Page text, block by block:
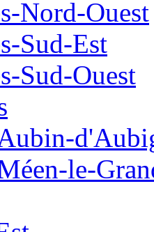
Nord-Ouest
Sud-Est
Sud-Ouest
le-